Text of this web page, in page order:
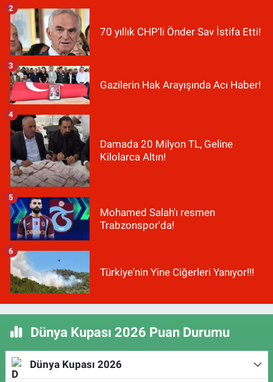
70 yıllık CHP'li Önder Sav İstifa Etti!
2
Gazilerin Hak Arayışında Acı Haber!
3
Damada 20 Milyon TL, Geline
Kilolarca Altın!
4
Mohamed Salah'ı resmen
Trabzonspor'da!
5
Türkiye'nin Yine Ciğerleri Yanıyor!!!
6
Dünya Kupası 2026 Puan Durumu
Dünya Kupası 2026